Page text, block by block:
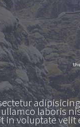
laboris
in voluptate velit